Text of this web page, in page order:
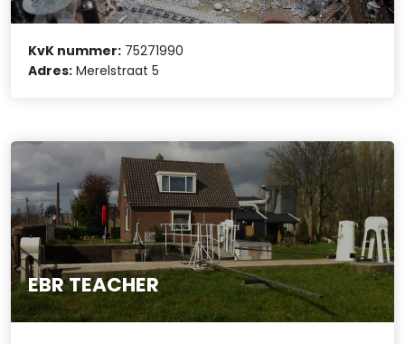
KvK nummer: 75271990
Adres: Merelstraat 5
EBR TEACHER